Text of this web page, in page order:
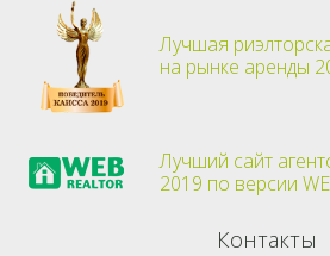
Лучшая
на рынке аренды
Лучший сайт
2019 по версии
Контакты